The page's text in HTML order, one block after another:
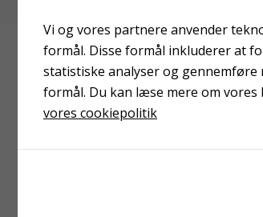
Vi og vores partnere anvender
formål. Disse formål inkluderer at
statistiske analyser og gennemføre
formål. Du kan læse mere om
vores cookiepolitik